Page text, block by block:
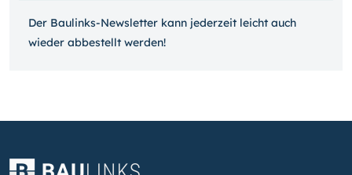
Der Baulinks-Newsletter kann jeder­zeit leicht auch
wieder ab­bestellt werden!